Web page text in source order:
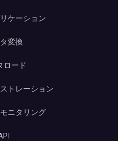
ケーション
変換
ロード
トレーション
ニタリング